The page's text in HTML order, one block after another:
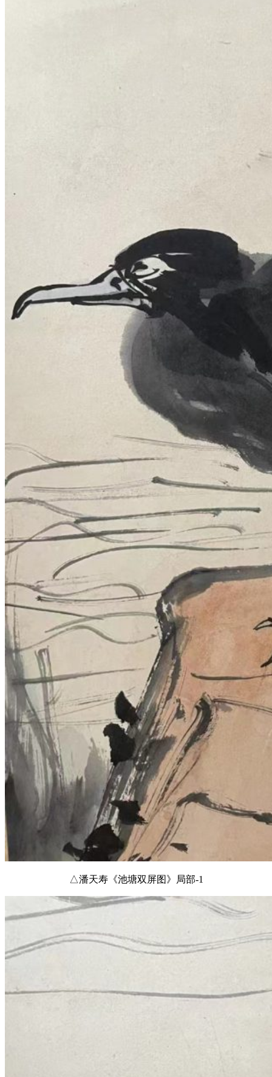
△潘天寿《池塘双屏图》局部-1